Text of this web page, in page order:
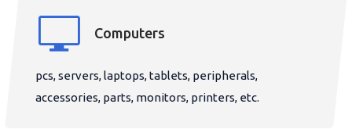
Computers
pcs, servers, laptops, tablets, peripherals,
accessories, parts, monitors, printers, etc.